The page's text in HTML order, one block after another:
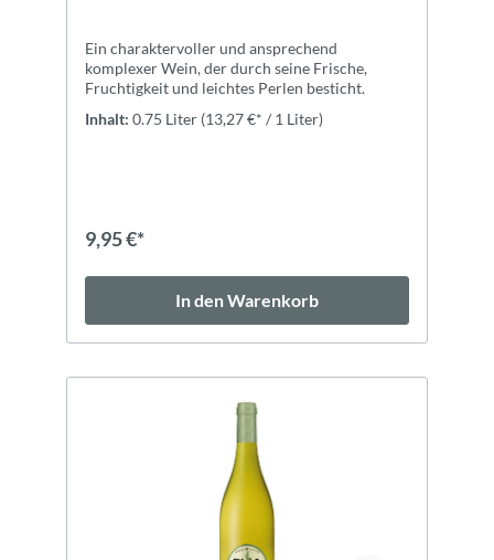
Ein charaktervoller und ansprechend
komplexer Wein, der durch seine Frische,
Fruchtigkeit und leichtes Perlen besticht.
Inhalt: 0.75 Liter (13,27 €* / 1 Liter)
9,95 €*
In den Warenkorb